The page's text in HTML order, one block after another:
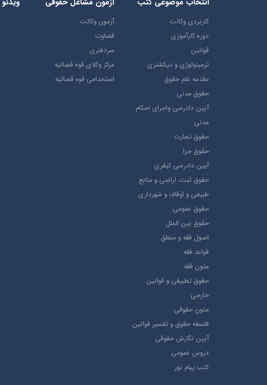
کاربردی وکالت
دوره کارآموزی
قوانین
ترمينولوژي و ديکشنري
مقدمه علم حقوق
حقوق مدني
آيين دادرسي ​واجراي ​احکام ​
مدني
حقوق تجارت
حقوق جزا
آيین دادرسی کیفری
حقوق ثبت، اراضي و منابع
طبيعي و اوقاف و شهرداری
حقوق عمومی
حقوق بين الملل
اصول فقه و منطق
قواعد فقه
متون فقه
حقوق تطبيقي و قوانین
خارجی
متون حقوقي
فلسفه حقوق و تفسیر قوانین
آیین نگارش حقوقی
دروس عمومی
کتب پیام نور
آزمون وکالت
قضاوت
سردفتری
مرکز وکلای قوه قضائیه
استخدامی قوه قضائیه